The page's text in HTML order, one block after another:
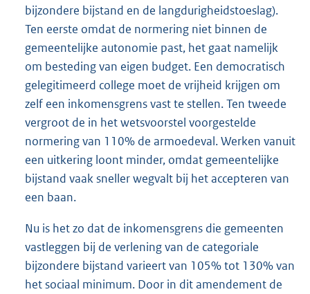
bijzondere bijstand en de langdurigheidstoeslag).
Ten eerste omdat de normering niet binnen de
gemeentelijke autonomie past, het gaat namelijk
om besteding van eigen budget. Een democratisch
gelegitimeerd college moet de vrijheid krijgen om
zelf een inkomensgrens vast te stellen. Ten tweede
vergroot de in het wetsvoorstel voorgestelde
normering van 110% de armoedeval. Werken vanuit
een uitkering loont minder, omdat gemeentelijke
bijstand vaak sneller wegvalt bij het accepteren van
een baan.
Nu is het zo dat de inkomensgrens die gemeenten
vastleggen bij de verlening van de categoriale
bijzondere bijstand varieert van 105% tot 130% van
het sociaal minimum. Door in dit amendement de